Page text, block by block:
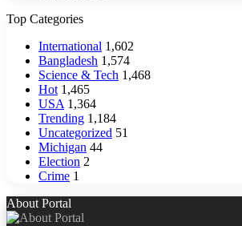
Top Categories
International 1,602
Bangladesh 1,574
Science & Tech 1,468
Hot 1,465
USA 1,364
Trending 1,184
Uncategorized 51
Michigan 44
Election 2
Crime 1
About Portal